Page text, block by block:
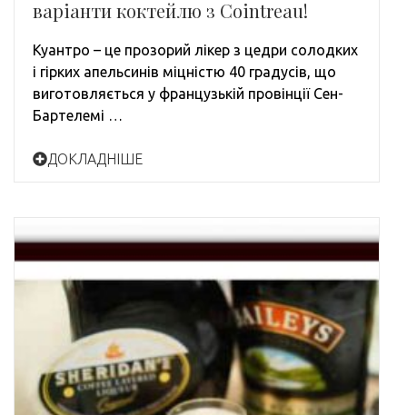
варіанти коктейлю з Cointreau!
Куантро – це прозорий лікер з цедри солодких
і гірких апельсинів міцністю 40 градусів, що
виготовляється у французькій провінції Сен-
Бартелемі …
ДОКЛАДНІШЕ